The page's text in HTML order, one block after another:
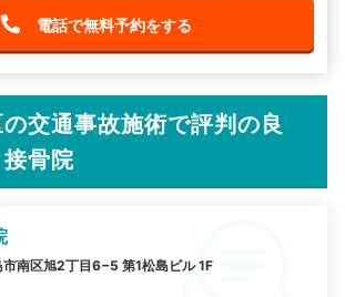
電話で無料予約をする
交通事故施術で評判の良
骨院
南区旭2丁目6−5 第1松島ビル 1F